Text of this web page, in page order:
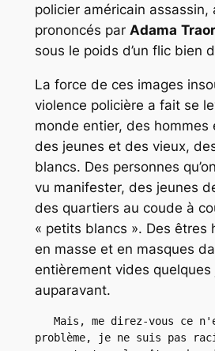
policier américain assassin,
prononcés par Adama
sous le poids d’un flic bien
La force de ces images
violence policière a fait se
monde entier, des hommes
des jeunes et des vieux,
blancs. Des personnes
vu manifester, des jeunes
des quartiers au coude à
« petits blancs ». Des êtres
en masse et en masques
entièrement vides quelques
auparavant.
problème, je ne suis pas